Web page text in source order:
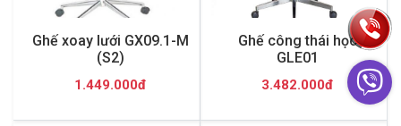
Ghế xoay lưới GX09.1-M
(S2)
1.449.000đ
Ghế công thái học
GLE01
3.482.000đ